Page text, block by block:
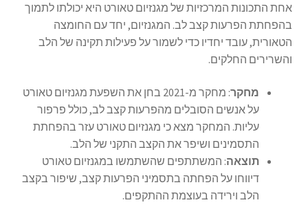
אחת התכונות המרכזיות של מגנזיום טאורט היא יכולתו לתמוך
בהפחתת הפרעות קצב לב. המגנזיום, יחד עם החומצה
הטאורית, עובד יחדיו כדי לשמור על פעילות תקינה של הלב
והשרירים החלקים.
מחקר
: מחקר מ-2021 בחן את השפעת מגנזיום טאורט
על אנשים הסובלים מהפרעות קצב לב, כולל פרפור
עליות. המחקר מצא כי מגנזיום טאורט עזר בהפחתת
התסמינים ושיפר את הקצב התקני של הלב.
תוצאה: המשתתפים שהשתמשו במגנזיום טאורט
דיווחו על הפחתה בתסמיני הפרעות קצב, שיפור בקצב
הלב וירידה בעוצמת ההתקפים.